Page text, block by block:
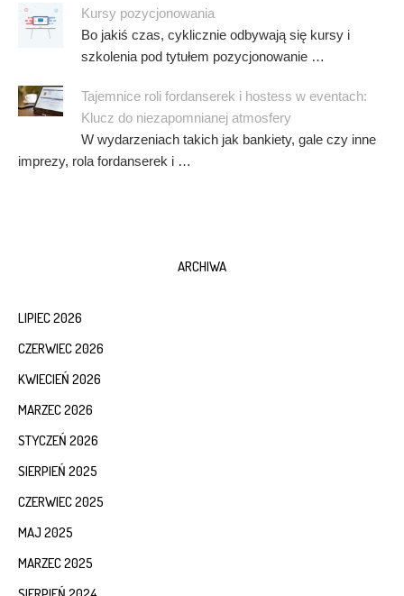
Kursy pozycjonowania
Bo jakiś czas, cyklicznie odbywają się kursy i
szkolenia pod tytułem pozycjonowanie …
Tajemnice roli fordanserek i hostess w eventach:
Klucz do niezapomnianej atmosfery
W wydarzeniach takich jak bankiety, gale czy inne
imprezy, rola fordanserek i …
ARCHIWA
LIPIEC 2026
CZERWIEC 2026
KWIECIEŃ 2026
MARZEC 2026
STYCZEŃ 2026
SIERPIEŃ 2025
CZERWIEC 2025
MAJ 2025
MARZEC 2025